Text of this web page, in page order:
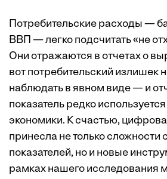
Потребительские расходы —
ВВП — легко подсчитать «не
Они отражаются в отчетах о
вот потребительский излишек
наблюдать в явном виде — и
показатель редко
экономики. К счастью,
принесла не только сложности
показателей, но и новые
рамках нашего исследования